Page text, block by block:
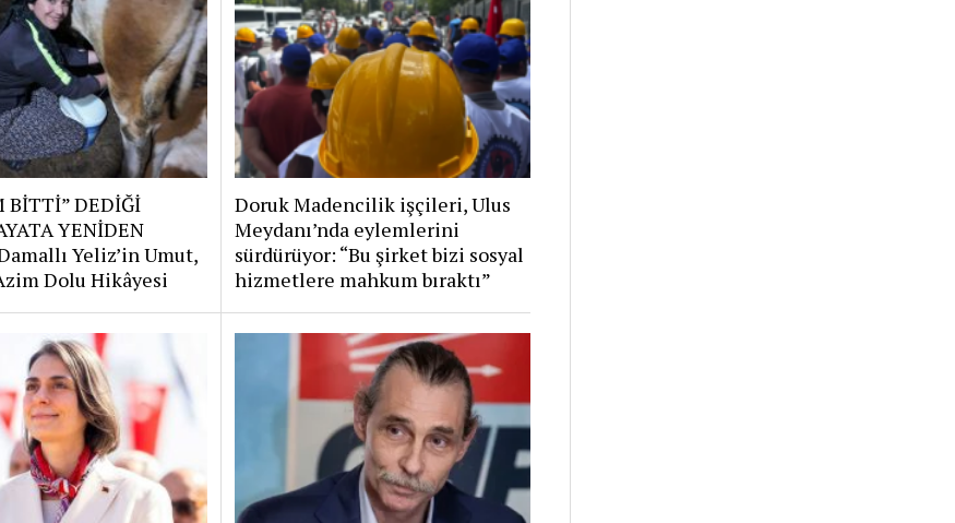
BİTTİ” DEDİĞİ
YENİDEN
Yeliz’in Umut,
Dolu Hikâyesi
Doruk Madencilik işçileri, Ulus
Meydanı’nda eylemlerini
sürdürüyor: “Bu şirket bizi sosyal
hizmetlere mahkum bıraktı”